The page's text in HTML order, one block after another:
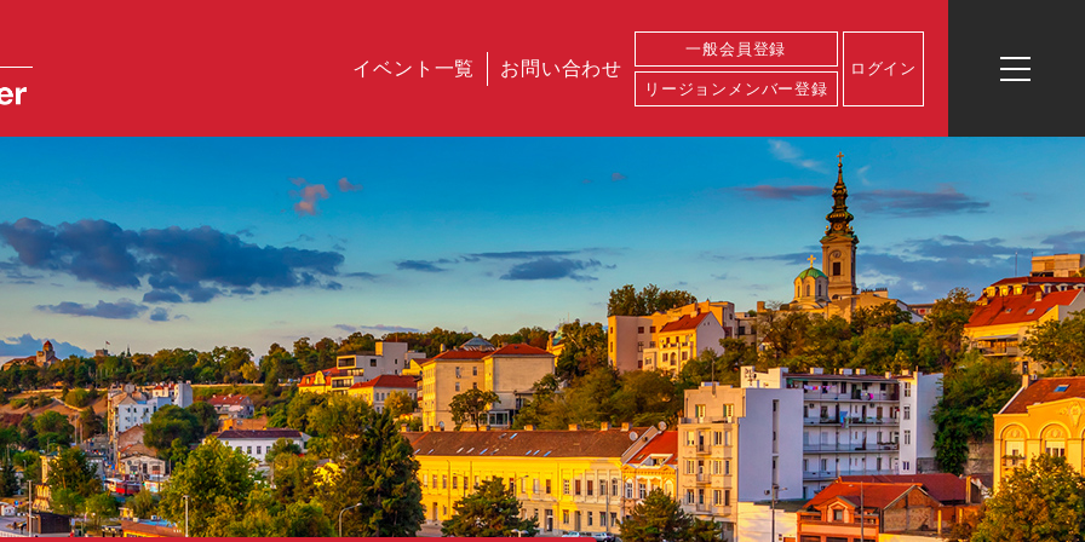
イベント一覧 お問い合わせ
一般会員登録
リージョンメンバー登録
ログイン
ログイン
一般会員登
録
リージョン
メンバー登
イベント一
覧
お問い合わ
せ
運営会社概
要
業務内容
代表プロフ
ィール